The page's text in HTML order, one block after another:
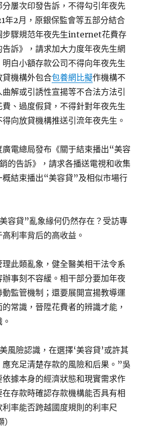
屢次印發告訴，不得勾引年夜先
年2月，原銀保監會等五部分結合
步驟規范年夜先生internet花費存
訴》，請求加大力度年夜先生網
白小額存款公司不得向年夜先生
貸機構外包合包養網比擬作機構不
解或引誘性宣揚等不合法方法引
、過度假貸，不得針對年夜先生
向放貸機構推送引流年夜先生。
電總局發布《關于結束播出“美容
的告訴》，請求各播送電視和收集
結束播出“美容貸”及相似市場行
容貸”亂象緣何仍然存在？受訪專
利率背后的高收益。
此類亂象，健全醫美相干法令系
事刻不容緩。相干部分要加年夜
監管機制；還要展開宣揚教導運
常識，晉陞花費者的辨識才能，
風險認識，在選擇‘美容貸’或許其
充足清楚存款的風險和后果。”吳
據本身的經濟狀態和現實需求作
存款時確認存款機構能否具有相
率能否跨越國度規則的利率尺